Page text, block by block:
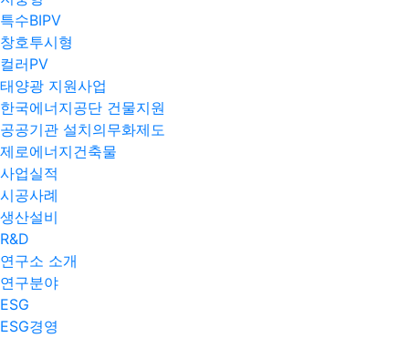
특수BIPV
창호투시형
컬러PV
태양광 지원사업
한국에너지공단 건물지원
공공기관 설치의무화제도
제로에너지건축물
사업실적
시공사례
생산설비
R&D
연구소 소개
연구분야
ESG
ESG경영